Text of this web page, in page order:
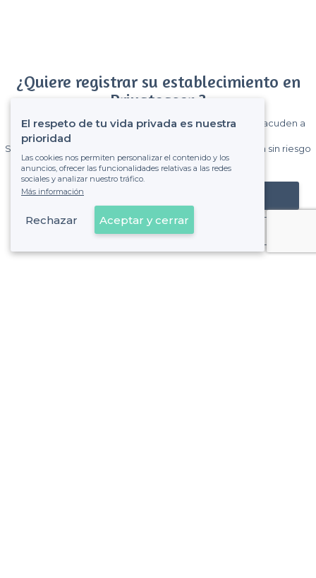
¿Quiere registrar su establecimiento en
Privateaser ?
Gane muchos clientes entre el millón de visitantes que acuden a
Sin comisiones y sin compromiso, pagas una cantidad fija sin riesgo
de ver la factura.
Registrar mi establecimiento
Ya es cliente
El respeto de tu vida privada es nuestra
prioridad
Las cookies nos permiten personalizar el contenido y los
anuncios, ofrecer las funcionalidades relativas a las redes
sociales y analizar nuestro tráfico.
Más información
Rechazar Aceptar y cerrar